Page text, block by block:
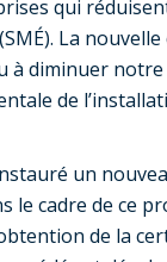
qui
La
à diminuer
de
un
le cadre de ce
de la